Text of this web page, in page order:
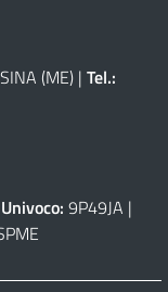
(ME) | Tel.:
9P49JA |